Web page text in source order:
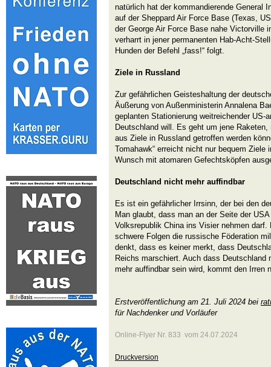
natürlich hat der kommandierende General
auf der Sheppard Air Force Base (Texas,
der George Air Force Base nahe Victorville
verharrt in jener permanenten Hab-Acht-
Hunden der Befehl „fass!“ folgt.
Ziele in Russland
Zur gefährlichen Geisteshaltung der
Äußerung von Außenministerin Annalena
geplanten Stationierung weitreichender US-
Deutschland will. Es geht um jene
aus Ziele in Russland getroffen werden
Tomahawk“ erreicht nicht nur bequem
Wunsch mit atomaren Gefechtsköpfen
Deutschland nicht mehr auffindbar
Es ist ein gefährlicher Irrsinn, der bei den
Man glaubt, dass man an der Seite der
Volksrepublik China ins Visier nehmen
schwere Folgen die russische Föderation
denkt, dass es keiner merkt, dass
Reichs marschiert. Auch dass Deutschland
mehr auffindbar sein wird, kommt den Irren
Erstveröffentlichung am 21. Juli 2024 bei
für Nachdenker und Vorläufer
Online-Flyer Nr. 833 vom 24.07.2024
Druckversion